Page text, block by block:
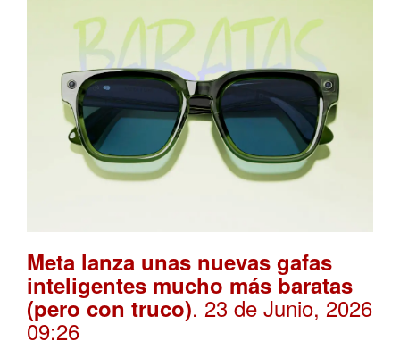
Meta lanza unas nuevas gafas
inteligentes mucho más baratas
(pero con truco). 23 de Junio, 2026
09:26